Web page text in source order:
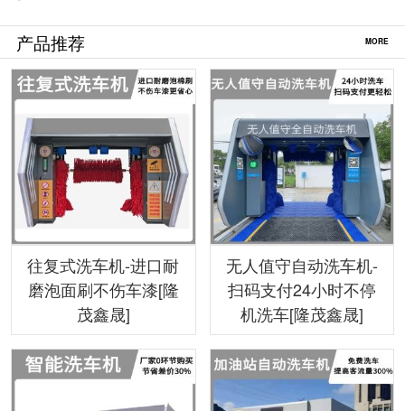
产品推荐 MORE
往复式洗车机-进口耐
磨泡面刷不伤车漆[隆
茂鑫晟]
无人值守自动洗车机-
扫码支付24小时不停
机洗车[隆茂鑫晟]